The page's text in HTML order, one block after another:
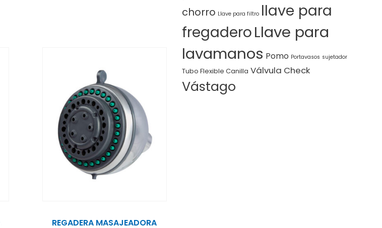
REGADERA MASAJEADORA
chorro Llave para filtro llave para
fregaderoLlave para
lavamanos Pomo Portavasos sujetador
Tubo Flexible Canilla Válvula Check
Vástago